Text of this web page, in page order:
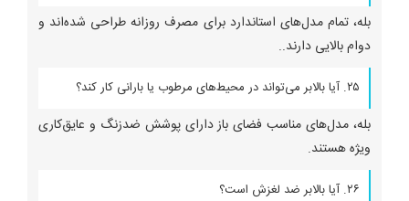
بله، تمام مدل‌های استاندارد برای مصرف روزانه طراحی شده‌اند و
دوام بالایی دارند..
۲۵. آیا بالابر می‌تواند در محیط‌های مرطوب یا بارانی کار کند؟
بله، مدل‌های مناسب فضای باز دارای پوشش ضدزنگ و عایق‌کاری
ویژه هستند.
۲۶. آیا بالابر ضد لغزش است؟